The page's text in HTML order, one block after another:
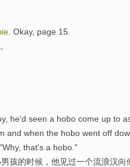
. Okay, page 15.
he'd seen a hobo come up to
and when the hobo went off
that's a hobo."
孩的时候，他见过一个流浪汉向